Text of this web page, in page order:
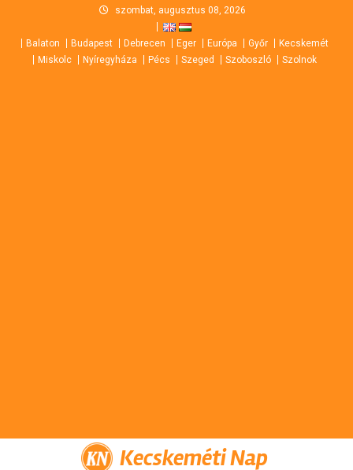
content
szombat, augusztus 08, 2026
Balaton Budapest Debrecen Eger Európa Győr
Kecskemét
Miskolc
Nyíregyháza Pécs Szeged Szoboszló Szolnok
Kecskeméti Nap